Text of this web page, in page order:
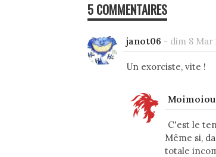
5 COMMENTAIRES
janot06 - dim 8 Mar
Un exorciste, vite !
C'est le
Même si,
totale